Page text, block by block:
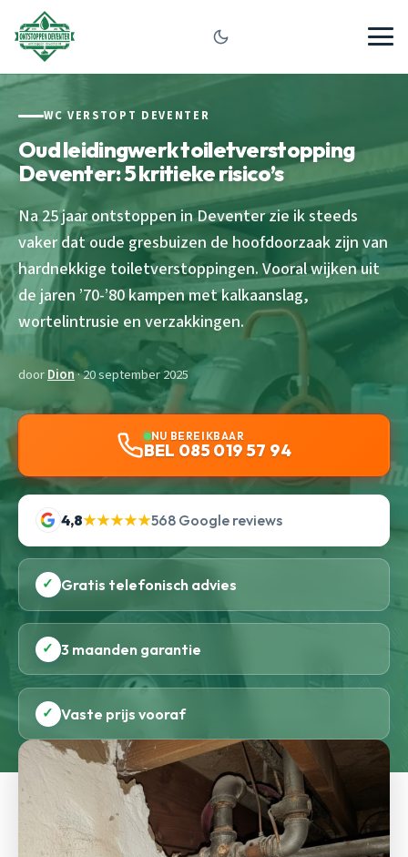
WC VERSTOPT DEVENTER
Oud leidingwerk toiletverstopping
Deventer: 5 kritieke risico’s
Na 25 jaar ontstoppen in Deventer zie ik steeds
vaker dat oude gresbuizen de hoofdoorzaak zijn van
hardnekkige toiletverstoppingen. Vooral wijken uit
de jaren ’70-’80 kampen met kalkaanslag,
wortelintrusie en verzakkingen.
doorDion· 20 september 2025
NU BEREIKBAAR
BEL 085 019 57 94
4,8★★★★★568 Google reviews
✓ Gratis telefonisch advies
✓ 3 maanden garantie
✓ Vaste prijs vooraf